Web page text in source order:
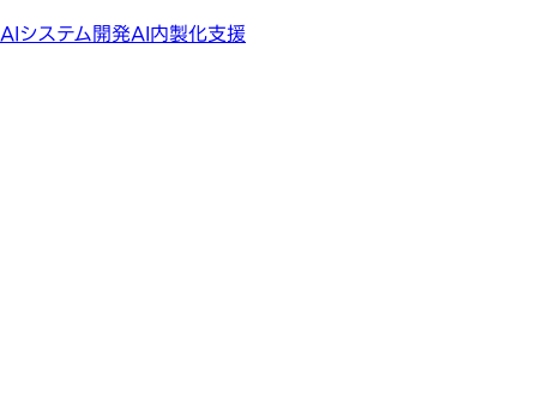
AIシステム開発AI内製化支援